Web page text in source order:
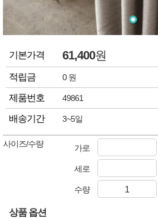
기본가격 61,400원
적립금 0 원
제품번호 49861
배송기간 3~5일
사이즈/수량 가로
세로
수량
상품 옵션